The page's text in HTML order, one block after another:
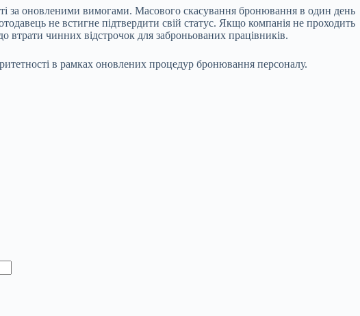
за оновленими вимогами. Масового скасування бронювання в один день
не встигне підтвердити свій статус. Якщо компанія не проходить
втрати чинних відстрочок для заброньованих працівників.
в рамках оновлених процедур бронювання персоналу.